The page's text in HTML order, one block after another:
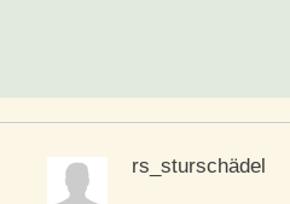
rs_sturschädel